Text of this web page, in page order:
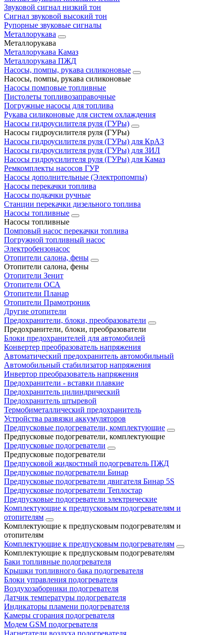
Звуковой сигнал низкий тон
Сигнал звуковой высокий тон
Рупорные звуковые сигналы
Металлорукава
Металлорукава
Металлорукава Камаз
Металлорукава ПЖД
Насосы, помпы, рукава силиконовые
Насосы, помпы, рукава силиконовые
Насосы помповые топливные
Пистолеты топливозаправочные
Погружные насосы для топлива
Рукава силиконовые для систем охлаждения
Насосы гидроусилителя руля (ГУРы)
Насосы гидроусилителя руля (ГУРы)
Насосы гидроусилителя руля (ГУРы) для КрАЗ
Насосы гидроусилителя руля (ГУРы) для ЗИЛ
Насосы гидроусилителя руля (ГУРы) для Камаз
Ремкомплекты насосов ГУР
Насосы дополнительные (Электропомпы)
Насосы перекачки топлива
Насосы подкачки ручные
Станции перекачки дизельного топлива
Насосы топливные
Насосы топливные
Помповый насос перекачки топлива
Погружной топливный насос
Электробензонасос
Отопители салона, фены
Отопители салона, фены
Отопители Зенит
Отопители ОСА
Отопители Планар
Отопители Прамотроник
Другие отопители
Предохранители, блоки, преобразователи
Предохранители, блоки, преобразователи
Блоки предохранителей для автомобилей
Конвертер преобразователь напряжения
Автоматический предохранитель автомобильный
Автомобильный стабилизатор напряжения
Инвертор преобразователь напряжения
Предохранители - вставки плавкие
Предохранитель цилиндрический
Предохранитель штыревой
Термобиметаллический предохранитель
Устройства развязки аккумуляторов
Предпусковые подогреватели, комплектующие
Предпусковые подогреватели, комплектующие
Предпусковые подогреватели
Предпусковые подогреватели
Предпусковой жидкостный подогреватель ПЖД
Предпусковые подогреватели Бинар
Предпусковые подогреватели двигателя Бинар 5S
Предпусковые подогреватели Теплостар
Предпусковые подогреватели электрические
Комплектующие к предпусковым подогревателям и
отопителям
Комплектующие к предпусковым подогревателям и
отопителям
Комплектующие к предпусковым подогревателям
Комплектующие к предпусковым подогревателям
Баки топливные подогревателя
Крышки топливного бака подогревателя
Блоки управления подогревателя
Воздухозаборники подогревателя
Датчик температуры подогревателя
Индикаторы пламени подогревателя
Камеры сгорания подогревателя
Модем GSM подогревателя